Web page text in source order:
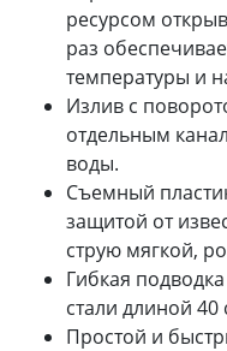
ресурсом
раз
температуры и
Излив с
отдельным
воды.
Съемный
защитой от
струю мягкой,
Гибкая
стали длиной 40
Простой и